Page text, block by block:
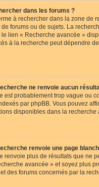
dans les forums ?
à rechercher dans la zone de
de forums ou de sujets. La
lien « Recherche avancée »
à la recherche peut dépendre
ne renvoie aucun
est probablement trop vague ou
par phpBB. Vous pouvez
disponibles dans la recherche
renvoie une page
renvoie plus de résultats que ne
avancée » et soyez plus
des forums concernés par la